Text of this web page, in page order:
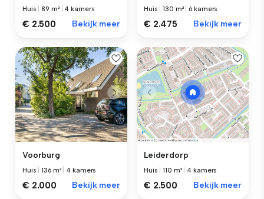
Huis |89 m² 4 kamers
€ 2.500 Bekijk meer
Huis |130 m² 6 kamers
€ 2.475 Bekijk meer
Voorburg
Huis |136 m² 4 kamers
€ 2.000 Bekijk meer
Leiderdorp
Huis |110 m² 4 kamers
€ 2.500 Bekijk meer